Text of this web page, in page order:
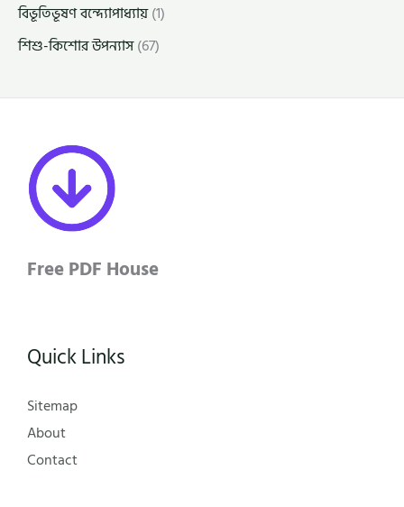
বিভূতিভূষণ বন্দ্যোপাধ্যায়(1)
শিশু-কিশোর উপন্যাস(67)
Free PDF House
Quick Links
Sitemap
About
Contact